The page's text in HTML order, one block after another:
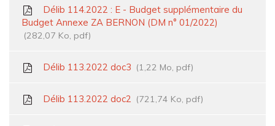
Délib 114.2022 : E - Budget supplémentaire du
Budget Annexe ZA BERNON (DM n° 01/2022)
282,07 Ko, pdf
Délib 113.2022 doc3 1,22 Mo, pdf
Délib 113.2022 doc2 721,74 Ko, pdf